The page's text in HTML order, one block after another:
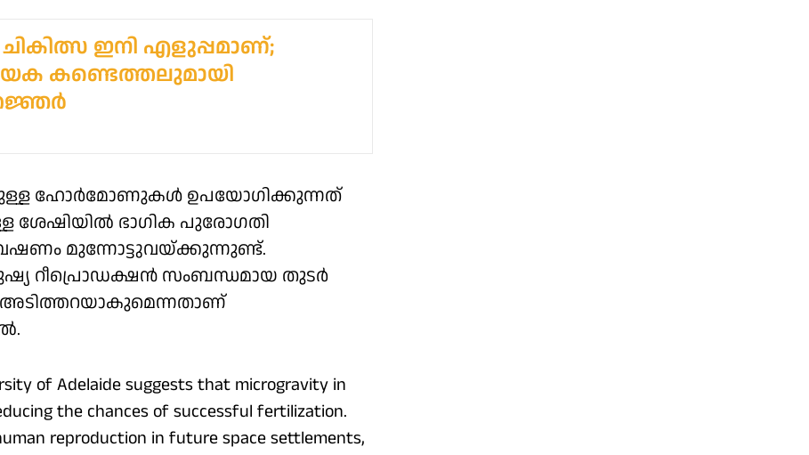
ഇനി എളുപ്പമാണ്;
കണ്ടെത്തലുമായി
ഹോർമോണുകൾ ഉപയോഗിക്കുന്നത്
ശേഷിയിൽ ഭാഗിക പുരോഗതി
മുന്നോട്ടുവയ്ക്കുന്നുണ്ട്.
റീപ്രൊഡക്ഷൻ സംബന്ധമായ തുടർ
of Adelaide suggests that microgravity in
the chances of successful fertilization.
reproduction in future space settlements,